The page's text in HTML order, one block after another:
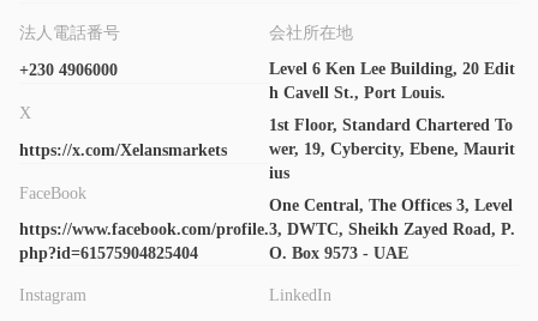
法人電話番号
+230 4906000
X
https://x.com/Xelansmarkets
FaceBook
https://www.facebook.com/profile.
php?id=61575904825404
Instagram
会社所在地
Level 6 Ken Lee Building, 20 Edit
h Cavell St., Port Louis.
1st Floor, Standard Chartered To
wer, 19, Cybercity, Ebene, Maurit
ius
One Central, The Offices 3, Level
3, DWTC, Sheikh Zayed Road, P.
O. Box 9573 - UAE
LinkedIn